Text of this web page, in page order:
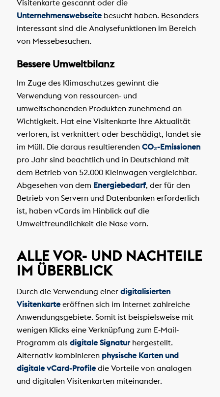
Visitenkarte gescannt oder die
Unternehmenswebseitebesucht haben. Besonders
interessant sind die Analysefunktionen im Bereich
von Messebesuchen.
Bessere Umweltbilanz
Im Zuge des Klimaschutzes gewinnt die
Verwendung von ressourcen- und
umweltschonenden Produkten zunehmend an
Wichtigkeit. Hat eine Visitenkarte Ihre Aktualität
verloren, ist verknittert oder beschädigt, landet sie
im Müll. Die daraus resultierenden CO₂-Emissionen
pro Jahr sind beachtlich und in Deutschland mit
dem Betrieb von 52.000 Kleinwagen vergleichbar.
Abgesehen von dem Energiebedarf, der für den
Betrieb von Servern und Datenbanken erforderlich
ist, haben vCards im Hinblick auf die
Umweltfreundlichkeit die Nase vorn.
ALLE VOR- UND NACHTEILE
IM ÜBERBLICK
Durch die Verwendung einer digitalisierten
Visitenkarteeröffnen sich im Internet zahlreiche
Anwendungsgebiete. Somit ist beispielsweise mit
wenigen Klicks eine Verknüpfung zum E-Mail-
Programm als digitale Signaturhergestellt.
Alternativ kombinieren physische Karten und
digitale vCard-Profiledie Vorteile von analogen
und digitalen Visitenkarten miteinander.